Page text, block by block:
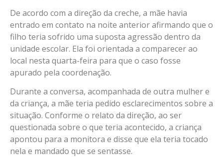
De acordo com a direção da creche, a mãe havia
entrado em contato na noite anterior afirmando que o
filho teria sofrido uma suposta agressão dentro da
unidade escolar. Ela foi orientada a comparecer ao
local nesta quarta-feira para que o caso fosse
apurado pela coordenação.
Durante a conversa, acompanhada de outra mulher e
da criança, a mãe teria pedido esclarecimentos sobre a
situação. Conforme o relato da direção, ao ser
questionada sobre o que teria acontecido, a criança
apontou para a monitora e disse que ela teria tocado
nela e mandado que se sentasse.